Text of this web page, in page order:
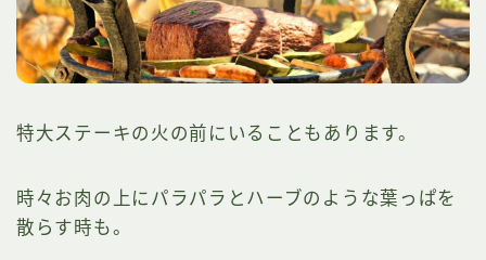
特大ステーキの火の前にいることもあります。
時々お肉の上にパラパラとハーブのような葉っぱを
散らす時も。